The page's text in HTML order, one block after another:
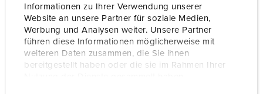
Informationen zu Ihrer Verwendung unserer
Website an unsere Partner für soziale Medien,
Werbung und Analysen weiter. Unsere Partner
führen diese Informationen möglicherweise mit
weiteren Daten zusammen, die Sie ihnen
bereitgestellt haben oder die sie im Rahmen Ihrer
Produktinfoblatt
Unterputzkombination für Strom- und
Wasseranschluss aus Edelstahl 18432
PDF, 141 KB
CAD-Daten STP